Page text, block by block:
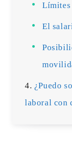
El
¿Puedo
laboral con